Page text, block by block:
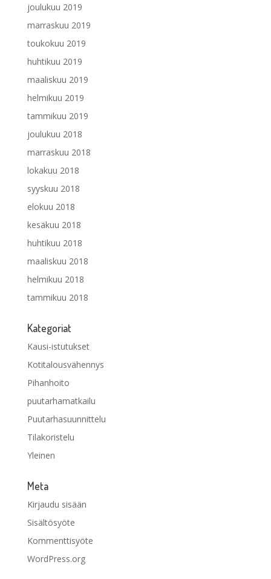
joulukuu 2019
marraskuu 2019
toukokuu 2019
huhtikuu 2019
maaliskuu 2019
helmikuu 2019
tammikuu 2019
joulukuu 2018
marraskuu 2018
lokakuu 2018
syyskuu 2018
elokuu 2018
kesäkuu 2018
huhtikuu 2018
maaliskuu 2018
helmikuu 2018
tammikuu 2018
Kategoriat
Kausi-istutukset
Kotitalousvähennys
Pihanhoito
puutarhamatkailu
Puutarhasuunnittelu
Tilakoristelu
Yleinen
Meta
Kirjaudu sisään
Sisältösyöte
Kommenttisyöte
WordPress.org